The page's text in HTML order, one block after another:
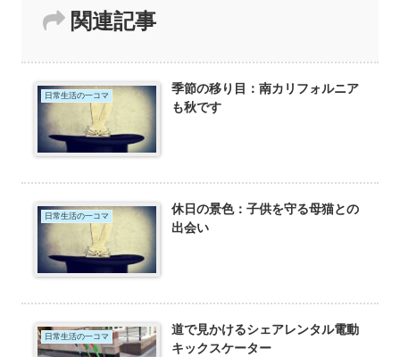
関連記事
日常生活の一コマ
季節の移り目：南カリフォルニア
も秋です
日常生活の一コマ
休日の景色：子供を守る母猫との
出会い
日常生活の一コマ
道で見かけるシェアレンタル電動
キックスケーター